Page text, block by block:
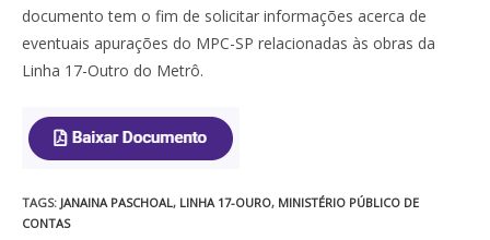
documento tem o fim de solicitar informações acerca de
eventuais apurações do MPC-SP relacionadas às obras da
Linha 17-Outro do Metrô.
TAGS: JANAINA PASCHOAL, LINHA 17-OURO, MINISTÉRIO PÚBLICO DE
CONTAS